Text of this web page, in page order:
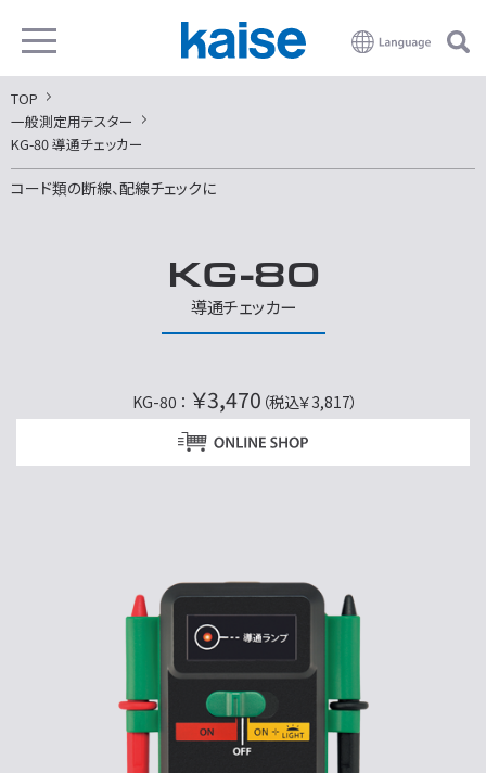
TOP
一般測定用テスター
KG-80 導通チェッカー
コード類の断線、配線チェックに
KG-80
導通チェッカー
KG-80 ： ￥3,470 （税込￥3,817）